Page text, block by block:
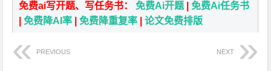
免费ai写开题、写任务书：免费Ai开题 |免费Ai任务书
|免费降AI率 |免费降重复率 |论文免费排版
PREVIOUS NEXT